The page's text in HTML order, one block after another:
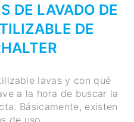
DE LAVADO DE
DE
lavas y con qué
a la hora de buscar la
Básicamente, existen
de uso.